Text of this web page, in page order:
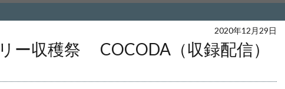
web16/4/5/0240654/www.akira-sakata.com/akira-sakata/wp-content/themes/wp-
simple/parts/content-single.phpon line
on null in/home/users/web16/4/5/0240654/www.akira-sakata.com/akira-sakata/wp-
2020年12月29日
ー収穫祭 COCODA（収録配信）